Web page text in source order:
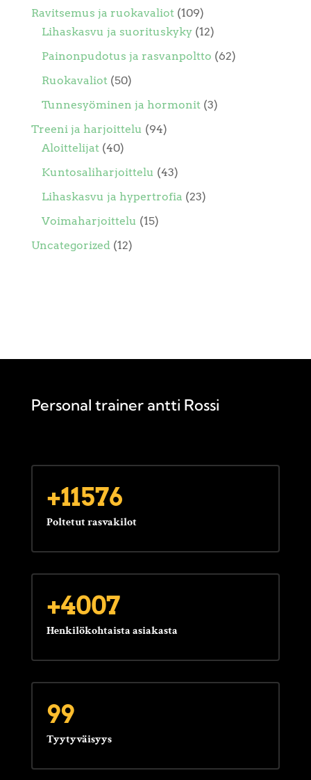
Ravitsemus ja ruokavaliot(109)
Lihaskasvu ja suorituskyky(12)
Painonpudotus ja rasvanpoltto (62)
Ruokavaliot(50)
Tunnesyöminen ja hormonit(3)
Treeni ja harjoittelu (94)
Aloittelijat(40)
Kuntosaliharjoittelu (43)
Lihaskasvu ja hypertrofia (23)
Voimaharjoittelu (15)
Uncategorized(12)
Personal trainer antti Rossi
+11576
Poltetut rasvakilot
+4007
Henkilökohtaista asiakasta
99
Tyytyväisyys